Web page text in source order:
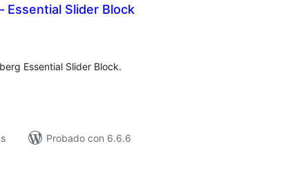
Essential Slider Block
Essential Slider Block.
Probado con 6.6.6